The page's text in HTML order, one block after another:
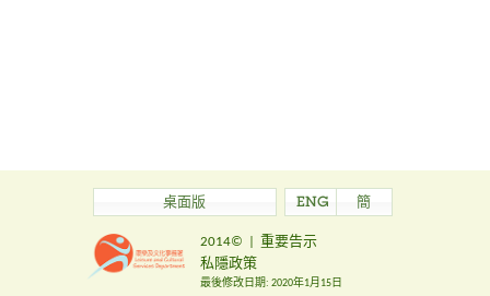
桌面版 ENG 簡
2014©
重要告示
私隱政策
最後修改日期: 2020年1月15日